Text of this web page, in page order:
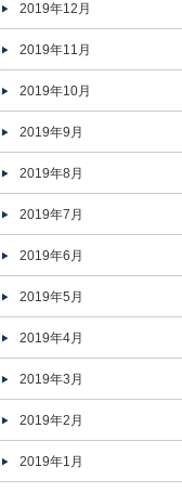
2019年12月
2019年11月
2019年10月
2019年9月
2019年8月
2019年7月
2019年6月
2019年5月
2019年4月
2019年3月
2019年2月
2019年1月